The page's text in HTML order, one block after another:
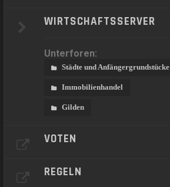
WIRTSCHAFTSSERVER
Unterforen:
Städte und Anfängergrundstücke
Immobilienhandel
Gilden
VOTEN
REGELN